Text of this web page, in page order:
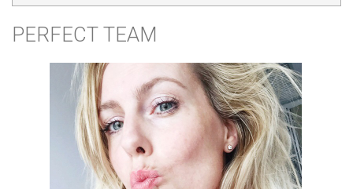
SPORT
DROOM HOME
PERFECT TEAM